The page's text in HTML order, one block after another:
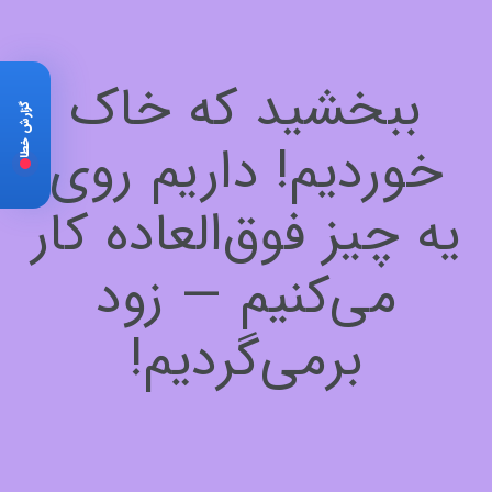
ببخشید که خاک
خوردیم! داریم روی
یه چیز فوق‌العاده کار
می‌کنیم — زود
برمی‌گردیم!
گزارش خطا